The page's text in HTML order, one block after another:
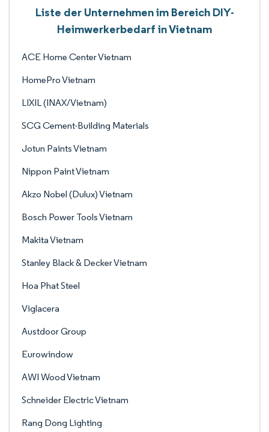
Liste der Unternehmen im Bereich DIY-
Heimwerkerbedarf in Vietnam
ACE Home Center Vietnam
HomePro Vietnam
LIXIL (INAX/Vietnam)
SCG Cement-Building Materials
Jotun Paints Vietnam
Nippon Paint Vietnam
Akzo Nobel (Dulux) Vietnam
Bosch Power Tools Vietnam
Makita Vietnam
Stanley Black & Decker Vietnam
Hoa Phat Steel
Viglacera
Austdoor Group
Eurowindow
AWI Wood Vietnam
Schneider Electric Vietnam
Rang Dong Lighting